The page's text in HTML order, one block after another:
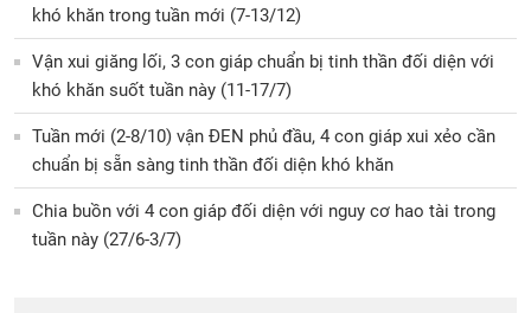
khó khăn trong tuần mới (7-13/12)
Vận xui giăng lối, 3 con giáp chuẩn bị tinh thần đối diện với
khó khăn suốt tuần này (11-17/7)
Tuần mới (2-8/10) vận ĐEN phủ đầu, 4 con giáp xui xẻo cần
chuẩn bị sẵn sàng tinh thần đối diện khó khăn
Chia buồn với 4 con giáp đối diện với nguy cơ hao tài trong
tuần này (27/6-3/7)